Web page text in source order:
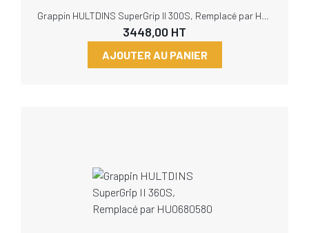
3448,00 HT
AJOUTER AU PANIER